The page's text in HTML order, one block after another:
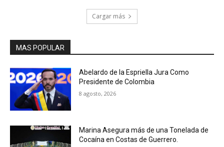
Cargar más
MAS POPULAR
Abelardo de la Espriella Jura Como
Presidente de Colombia
8 agosto, 2026
Marina Asegura más de una Tonelada de
Cocaína en Costas de Guerrero.